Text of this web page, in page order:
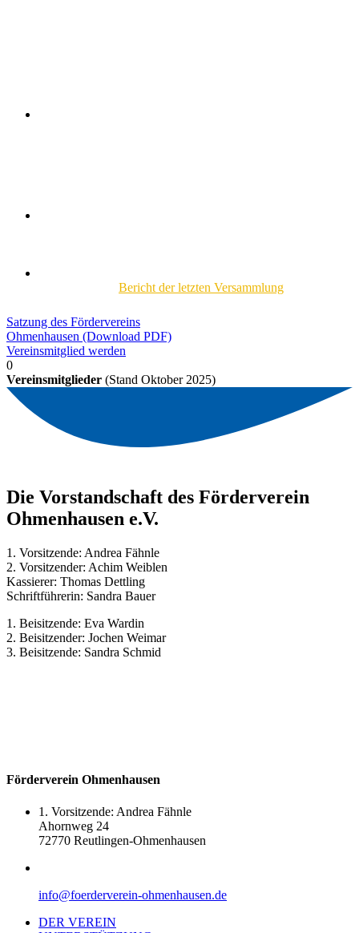
Bericht der letzten Versammlung
Satzung des Fördervereins
Ohmenhausen (Download PDF)
Vereinsmitglied werden
0
Vereinsmitglieder (Stand Oktober 2025)
Die Vorstandschaft des Förderverein
Ohmenhausen e.V.
1. Vorsitzende: Andrea Fähnle
2. Vorsitzender: Achim Weiblen
Kassierer: Thomas Dettling
Schriftführerin: Sandra Bauer
1. Beisitzende: Eva Wardin
2. Beisitzender: Jochen Weimar
3. Beisitzende: Sandra Schmid
Förderverein Ohmenhausen
1. Vorsitzende: Andrea Fähnle
Ahornweg 24
72770 Reutlingen-Ohmenhausen
info@foerderverein-ohmenhausen.de
DER VEREIN